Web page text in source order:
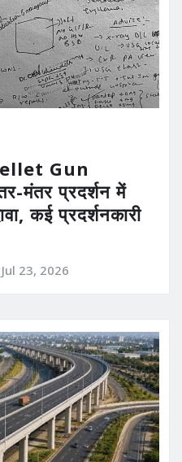
Gun
मंतर प्रदर्शन में
कई प्रदर्शनकारी
Jul 23, 2026